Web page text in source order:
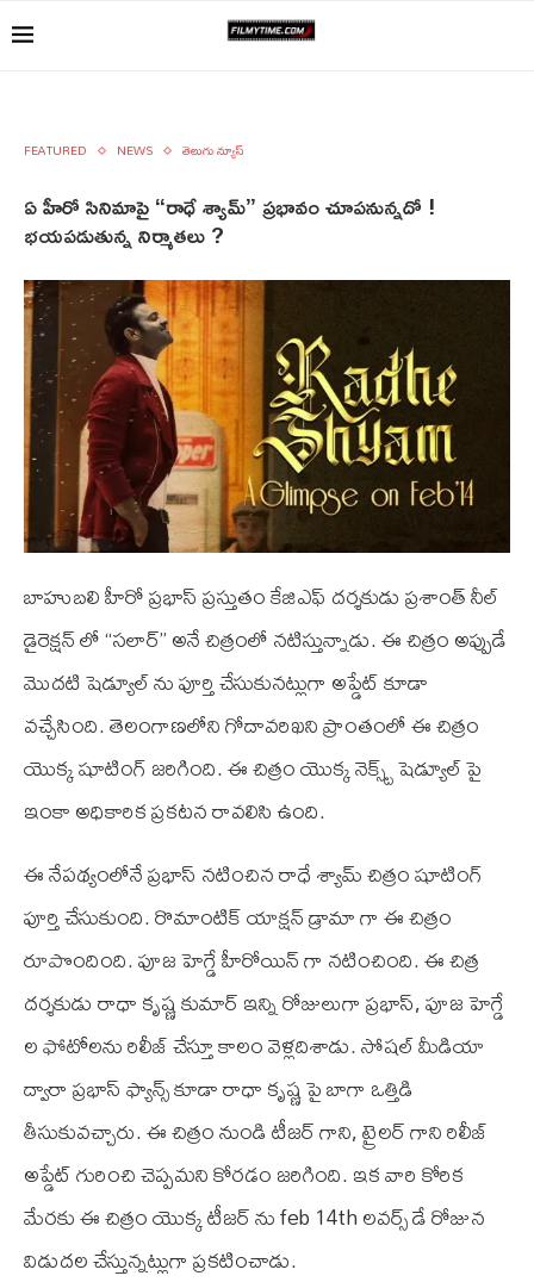
FEATURED NEWS తెలుగు న్యూస్
ఏ హీరో సినిమాపై “రాధే శ్యామ్” ప్రభావం చూపనున్నదో !
భయపడుతున్న నిర్మాతలు ?
బాహుబలి హీరో ప్రభాస్ ప్రస్తుతం కే‌జి‌ఎఫ్ దర్శకుడు ప్రశాంత్ నీల్
డైరెక్షన్ లో “సలార్” అనే చిత్రంలో నటిస్తున్నాడు. ఈ చిత్రం అప్పుడే
మొదటి షెడ్యూల్ ను పూర్తి చేసుకునట్లుగా అప్డేట్ కూడా
వచ్చేసింది. తెలంగాణలోని గోదావరిఖని ప్రాంతంలో ఈ చిత్రం
యొక్క షూటింగ్ జరిగింది. ఈ చిత్రం యొక్క నెక్స్ట్ షెడ్యూల్ పై
ఇంకా అధికారిక ప్రకటన రావలిసి ఉంది.
ఈ నేపథ్యంలోనే ప్రభాస్ నటించిన రాధే శ్యామ్ చిత్రం షూటింగ్
పూర్తి చేసుకుంది. రొమాంటిక్ యాక్షన్ డ్రామా గా ఈ చిత్రం
రూపొందింది. పూజ హెగ్డే హీరోయిన్ గా నటించింది. ఈ చిత్ర
దర్శకుడు రాధా కృష్ణ కుమార్ ఇన్ని రోజులుగా ప్రభాస్, పూజ హెగ్డే
ల ఫోటోలను రిలీజ్ చేస్తూ కాలం వెళ్లదిశాడు. సోషల్ మీడియా
ద్వారా ప్రభాస్ ఫ్యాన్స్ కూడా రాధా కృష్ణ పై బాగా ఒత్తిడి
తీసుకువచ్చారు. ఈ చిత్రం నుండి టీజర్ గాని, ట్రైలర్ గాని రిలీజ్
అప్డేట్ గురించి చెప్పమని కోరడం జరిగింది. ఇక వారి కోరిక
మేరకు ఈ చిత్రం యొక్క టీజర్ ను feb 14th లవర్స్ డే రోజున
విడుదల చేస్తున్నట్లుగా ప్రకటించాడు.